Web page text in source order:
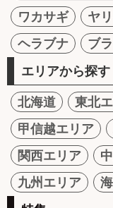
ワカサギ
ヤ
ヘラブナ
ブ
エリアから探す
北海道 東北
甲信越エリア
関西エリア
九州エリア